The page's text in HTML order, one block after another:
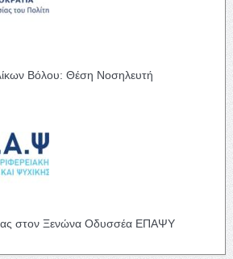
Βόλου: Θέση Νοσηλευτή
στον Ξενώνα Οδυσσέα ΕΠΑΨΥ